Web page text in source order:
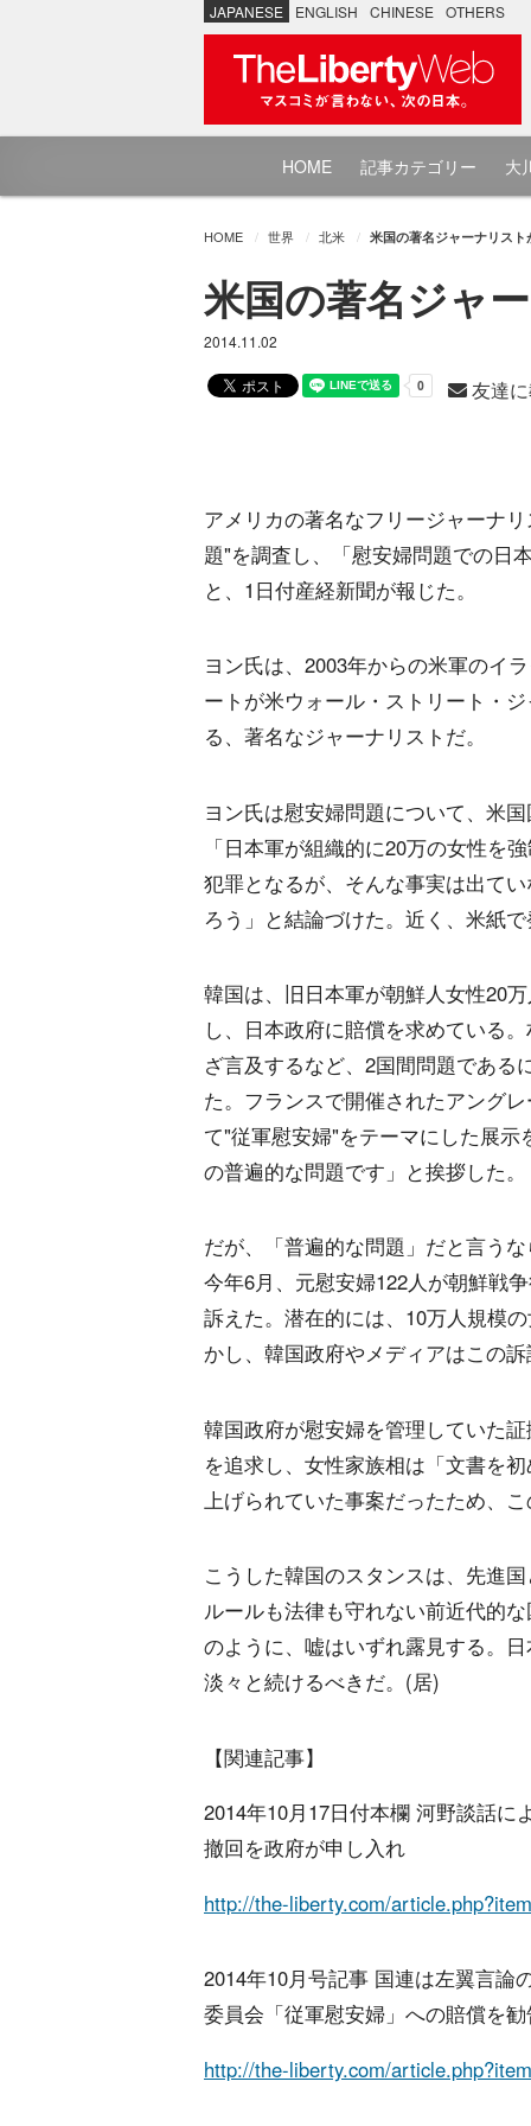
JAPANESE ENGLISH CHINESE OTHERS
HOME 記事カテゴリー 大
HOME 世界 北米 米国の著名ジャーナリス
米国の著名ジャ
2014.11.02
友達
アメリカの著名なフリージャーナ
題"を調査し、「慰安婦問題での日
と、1日付産経新聞が報じた。
ヨン氏は、2003年からの米軍のイ
ートが米ウォール・ストリート・
る、著名なジャーナリストだ。
ヨン氏は慰安婦問題について、米
「日本軍が組織的に20万の女性を
犯罪となるが、そんな事実は出て
ろう」と結論づけた。近く、米紙
韓国は、旧日本軍が朝鮮人女性20
し、日本政府に賠償を求めている
ざ言及するなど、2国間問題である
た。フランスで開催されたアング
て"従軍慰安婦"をテーマにした展
の普遍的な問題です」と挨拶した。
だが、「普遍的な問題」だと言う
今年6月、元慰安婦122人が朝鮮戦
訴えた。潜在的には、10万人規模
かし、韓国政府やメディアはこの
韓国政府が慰安婦を管理していた
を追求し、女性家族相は「文書を
上げられていた事案だったため、
こうした韓国のスタンスは、先進
ルールも法律も守れない前近代的
のように、嘘はいずれ露見する。
淡々と続けるべきだ。(居)
【関連記事】
2014年10月17日付本欄 河野談話
撤回を政府が申し入れ
http://the-liberty.com/
2014年10月号記事 国連は左翼言論
委員会「従軍慰安婦」への賠償を
http://the-liberty.com/